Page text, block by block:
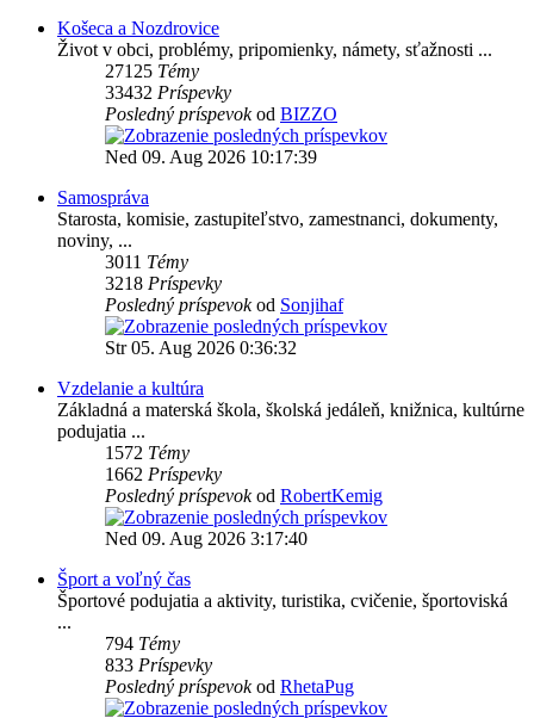
Košeca a Nozdrovice
Život v obci, problémy, pripomienky, námety, sťažnosti ...
27125 Témy
33432 Príspevky
Posledný príspevokod BIZZO
Ned 09. Aug 2026 10:17:39
Samospráva
Starosta, komisie, zastupiteľstvo, zamestnanci, dokumenty,
noviny, ...
3011 Témy
3218 Príspevky
Posledný príspevokod Sonjihaf
Str 05. Aug 2026 0:36:32
Vzdelanie a kultúra
Základná a materská škola, školská jedáleň, knižnica, kultúrne
podujatia ...
1572 Témy
1662 Príspevky
Posledný príspevokod RobertKemig
Ned 09. Aug 2026 3:17:40
Šport a voľný čas
Športové podujatia a aktivity, turistika, cvičenie, športoviská
...
794 Témy
833 Príspevky
Posledný príspevokod RhetaPug